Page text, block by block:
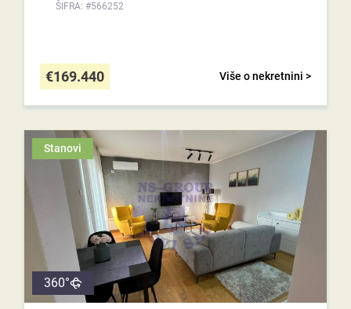
ŠIFRA: #566252
Više o nekretnini >
€169.440
Stanovi
360°